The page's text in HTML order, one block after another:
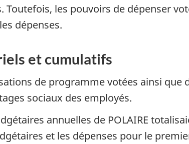
les pouvoirs de dépenser
dépenses.
et cumulatifs
de programme votées ainsi que
sociaux des employés.
annuelles de POLAIRE
et les dépenses pour le